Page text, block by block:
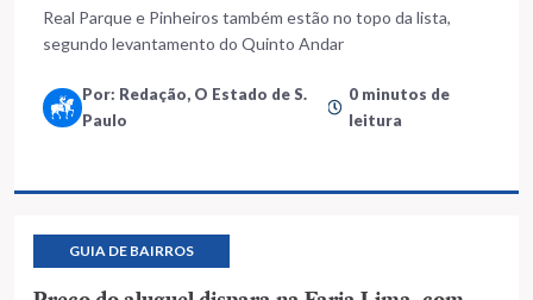
Real Parque e Pinheiros também estão no topo da lista,
segundo levantamento do Quinto Andar
Por: Redação, O Estado de S.
Paulo
0 minutos de
leitura
GUIA DE BAIRROS